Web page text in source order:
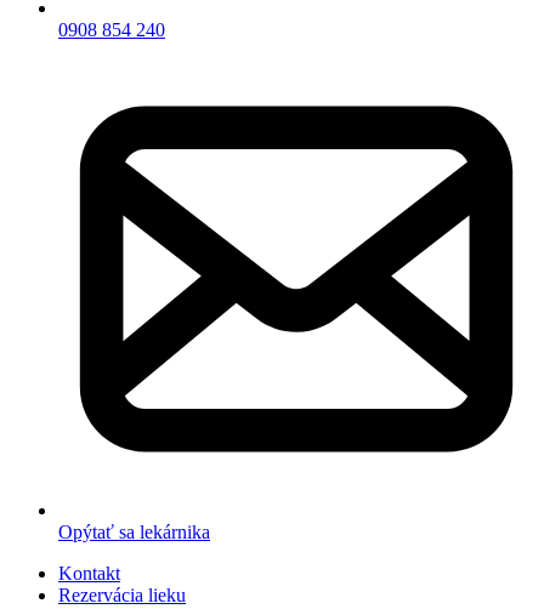
0908 854 240
Opýtať sa lekárnika
Kontakt
Rezervácia lieku